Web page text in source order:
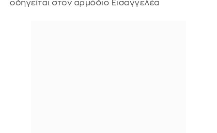
οδηγείται στον αρμόδιο Εισαγγελέα